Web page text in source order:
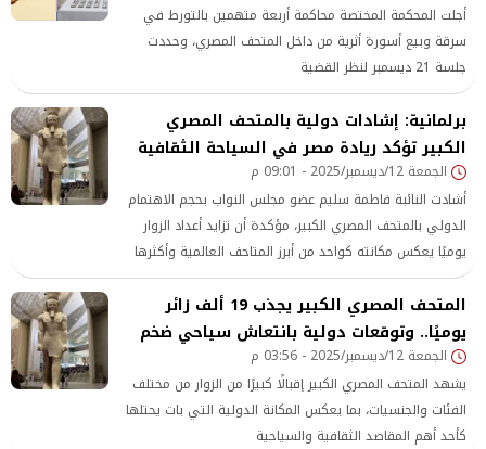
أجلت المحكمة المختصة محاكمة أربعة متهمين بالتورط في
سرقة وبيع أسورة أثرية من داخل المتحف المصري، وحددت
جلسة 21 ديسمبر لنظر القضية
برلمانية: إشادات دولية بالمتحف المصري
الكبير تؤكد ريادة مصر في السياحة الثقافية
الجمعة 12/ديسمبر/2025 - 09:01 م
أشادت النائبة فاطمة سليم عضو مجلس النواب بحجم الاهتمام
الدولي بالمتحف المصري الكبير، مؤكدة أن تزايد أعداد الزوار
يوميًا يعكس مكانته كواحد من أبرز المتاحف العالمية وأكثرها
جذبًا، ودوره في تعزيز حضور مصر الثقافي والسياحي على
الساحة الدولية.
المتحف المصري الكبير يجذب 19 ألف زائر
يوميًا.. وتوقعات دولية بانتعاش سياحي ضخم
الجمعة 12/ديسمبر/2025 - 03:56 م
يشهد المتحف المصري الكبير إقبالًا كبيرًا من الزوار من مختلف
الفئات والجنسيات، بما يعكس المكانة الدولية التي بات يحتلها
كأحد أهم المقاصد الثقافية والسياحية